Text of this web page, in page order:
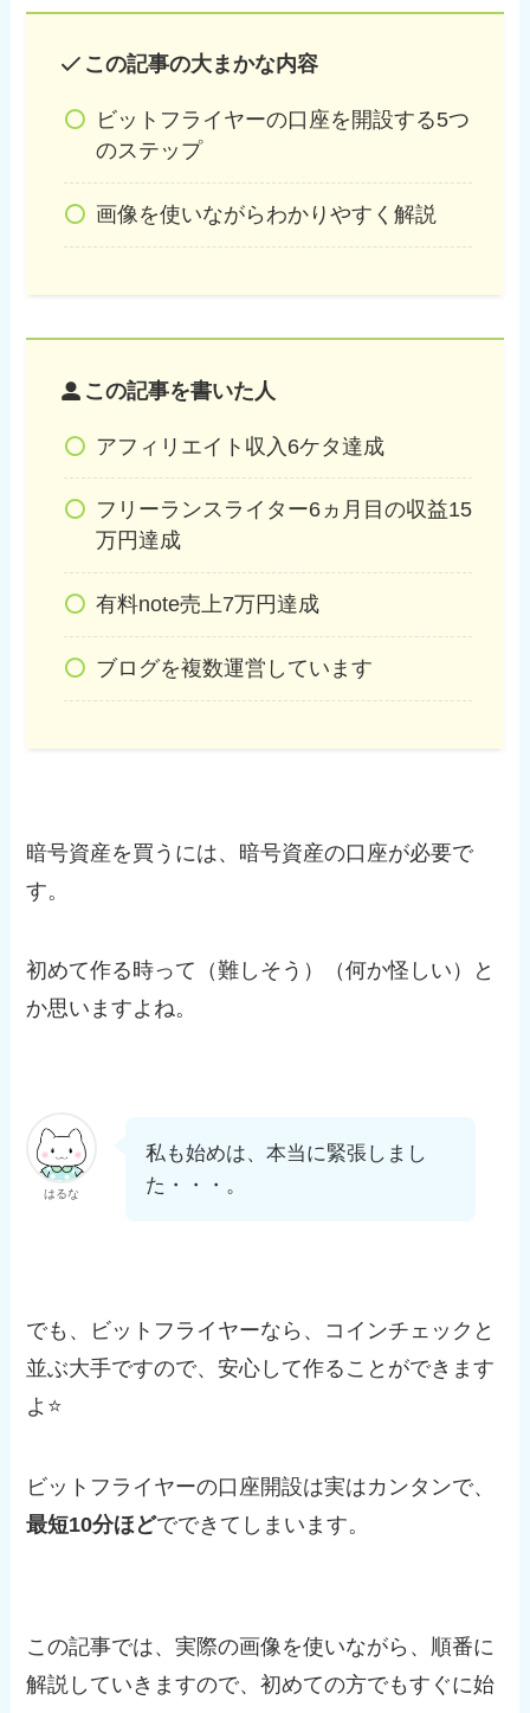
この記事の大まかな内容
ビットフライヤーの口座を開設する5つ
のステップ
画像を使いながらわかりやすく解説
この記事を書いた人
アフィリエイト収入6ケタ達成
フリーランスライター6ヵ月目の収益15
万円達成
有料note売上7万円達成
ブログを複数運営しています
暗号資産を買うには、暗号資産の口座が必要で
す。
初めて作る時って（難しそう）（何か怪しい）と
か思いますよね。
はるな
私も始めは、本当に緊張しまし
た・・・。
でも、ビットフライヤーなら、コインチェックと
並ぶ大手ですので、安心して作ることができます
よ⭐️
ビットフライヤーの口座開設は実はカンタンで、
最短10分ほどでできてしまいます。
この記事では、実際の画像を使いながら、順番に
解説していきますので、初めての方でもすぐに始